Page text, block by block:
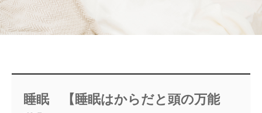
睡眠 【睡眠はからだと頭の万能
お問い合わせ